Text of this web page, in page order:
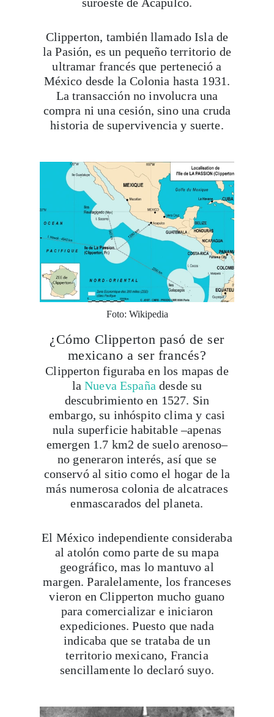
Clipperton, también llamado Isla de
la Pasión, es un pequeño territorio de
ultramar francés que perteneció a
México desde la Colonia hasta 1931.
La transacción no involucra una
compra ni una cesión, sino una cruda
historia de supervivencia y suerte.
Foto: Wikipedia
¿Cómo Clipperton pasó de ser
mexicano a ser francés?
Clipperton figuraba en los mapas de
laNueva España desde su
descubrimiento en 1527. Sin
embargo, su inhóspito clima y casi
nula superficie habitable –apenas
emergen 1.7 km2 de suelo arenoso–
no generaron interés, así que se
conservó al sitio como el hogar de la
más numerosa colonia de alcatraces
enmascarados del planeta.
El México independiente consideraba
al atolón como parte de su mapa
geográfico, mas lo mantuvo al
margen. Paralelamente, los franceses
vieron en Clipperton mucho guano
para comercializar e iniciaron
expediciones. Puesto que nada
indicaba que se trataba de un
territorio mexicano, Francia
sencillamente lo declaró suyo.